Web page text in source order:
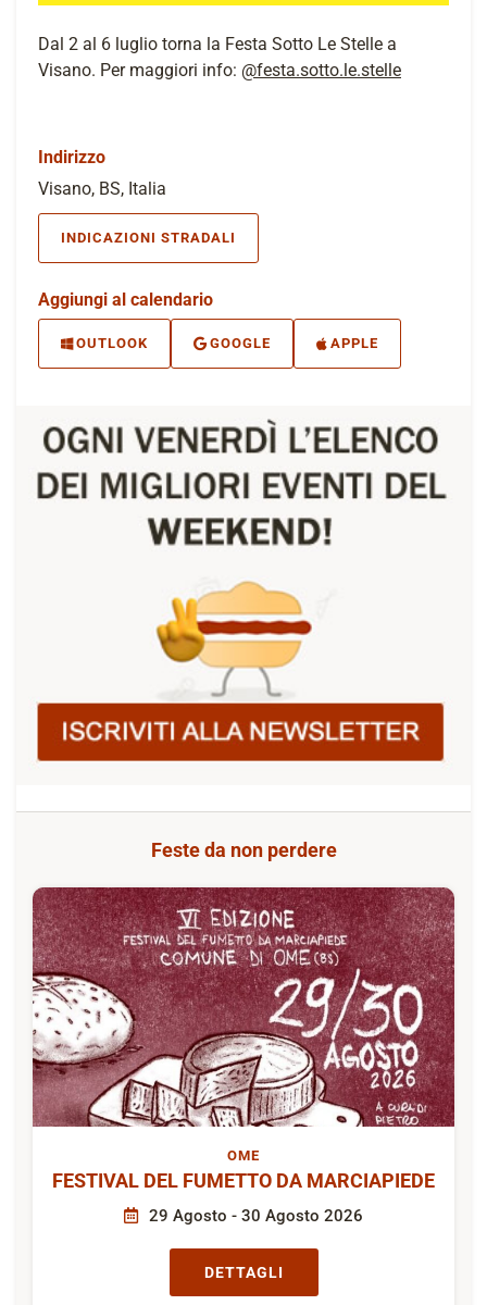
Dal 2 al 6 luglio torna la Festa Sotto Le Stelle a
Visano. Per maggiori info: @festa.sotto.le.stelle
Indirizzo
Visano, BS, Italia
INDICAZIONI STRADALI
Aggiungi al calendario
OUTLOOK GOOGLE APPLE
Feste da non perdere
OME
FESTIVAL DEL FUMETTO DA MARCIAPIEDE
29 Agosto - 30 Agosto 2026
DETTAGLI